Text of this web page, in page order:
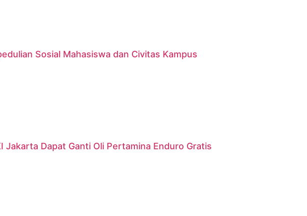
Sosial Mahasiswa dan Civitas Kampus
Dapat Ganti Oli Pertamina Enduro Gratis